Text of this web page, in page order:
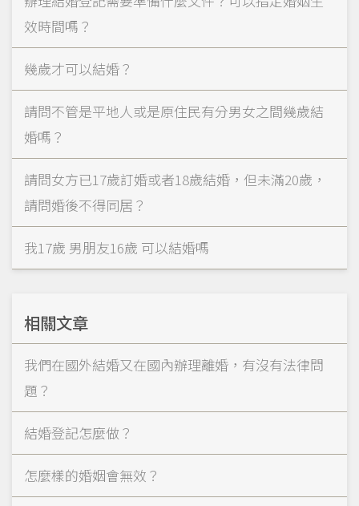
效時間嗎？
幾歲才可以結婚？
請問不管是平地人或是原住民有分男女之間幾歲結
婚嗎？
請問女方已17歲訂婚或者18歲結婚，但未滿20歲，
請問婚後不得同居？
我17歲 男朋友16歲 可以結婚嗎
相關文章
我們在國外結婚又在國內辦理離婚，有沒有法律問
題？
結婚登記怎麼做？
怎麼樣的婚姻會無效？